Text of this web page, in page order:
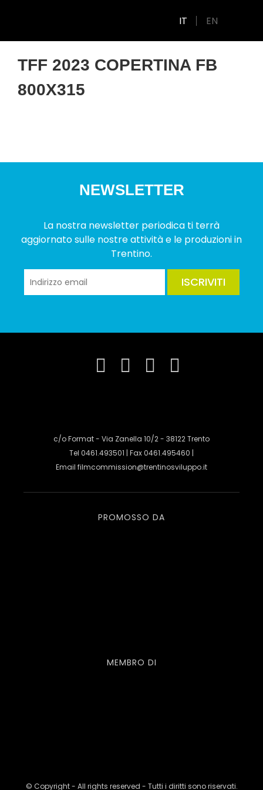
IT EN
TFF 2023 COPERTINA FB
800X315
NEWSLETTER
La nostra newsletter periodica ti terrà
aggiornato sulle nostre attività e le produzioni in
Trentino.
ISCRIVITI
c/o Format - Via Zanella 10/2 - 38122 Trento
Tel 0461.493501 | Fax 0461.495460 |
Email filmcommission@trentinosviluppo.it
PROMOSSO DA
MEMBRO DI
© Copyright - All rights reserved - Tutti i diritti sono riservati.